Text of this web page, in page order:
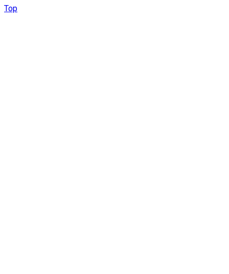
Top